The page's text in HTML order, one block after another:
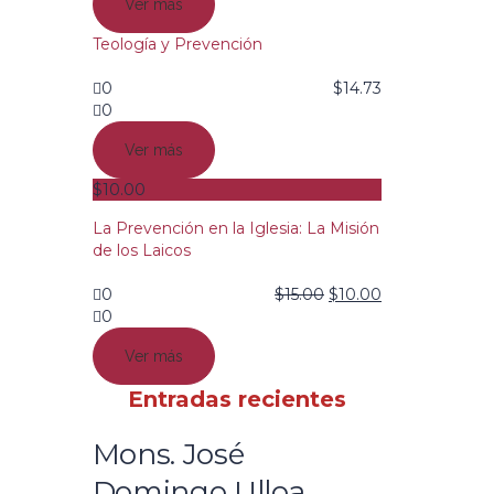
Ver más
Teología y Prevención
0
0
$14.73
Ver más
$10.00
La Prevención en la Iglesia: La Misión
de los Laicos
0
0
$15.00 $10.00
Ver más
Entradas recientes
Mons. José